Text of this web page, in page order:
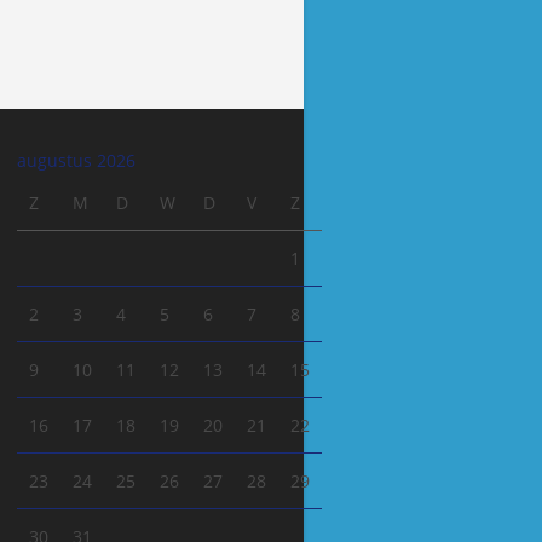
augustus 2026
Z
M D W D V Z
1
2 3 4 5 6 7 8
9 10 11 12 13 14 15
16 17 18 19 20 21 22
23 24 25 26 27 28 29
30 31